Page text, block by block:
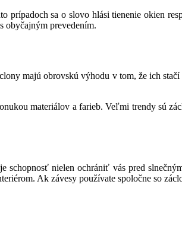
sa o slovo hlási tienenie okien
obyčajným prevedením.
majú obrovskú výhodu v tom, že ich
materiálov a farieb. Veľmi trendy sú
nielen ochrániť vás pred
Ak závesy používate spoločne so